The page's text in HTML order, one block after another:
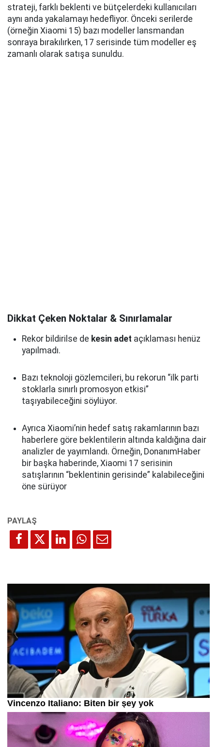
strateji, farklı beklenti ve bütçelerdeki kullanıcıları
aynı anda yakalamayı hedefliyor. Önceki serilerde
(örneğin Xiaomi 15) bazı modeller lansmandan
sonraya bırakılırken, 17 serisinde tüm modeller eş
zamanlı olarak satışa sunuldu.
Dikkat Çeken Noktalar & Sınırlamalar
Rekor bildirilse de kesin adet açıklaması henüz
yapılmadı.
Bazı teknoloji gözlemcileri, bu rekorun “ilk parti
stoklarla sınırlı promosyon etkisi”
taşıyabileceğini söylüyor.
Ayrıca Xiaomi’nin hedef satış rakamlarının bazı
haberlere göre beklentilerin altında kaldığına dair
analizler de yayımlandı. Örneğin, DonanımHaber
bir başka haberinde, Xiaomi 17 serisinin
satışlarının “beklentinin gerisinde” kalabileceğini
öne sürüyor